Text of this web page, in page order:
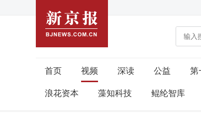
首页 视频 深读 公益 第
浪花资本 藻知科技 鲲纶智库